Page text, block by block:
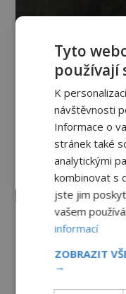
Tyto
používají
K
návštěvnosti
Informace o
stránek také
analytickými
kombinovat s
jste jim
vašem
informací
ZOBRAZIT
→